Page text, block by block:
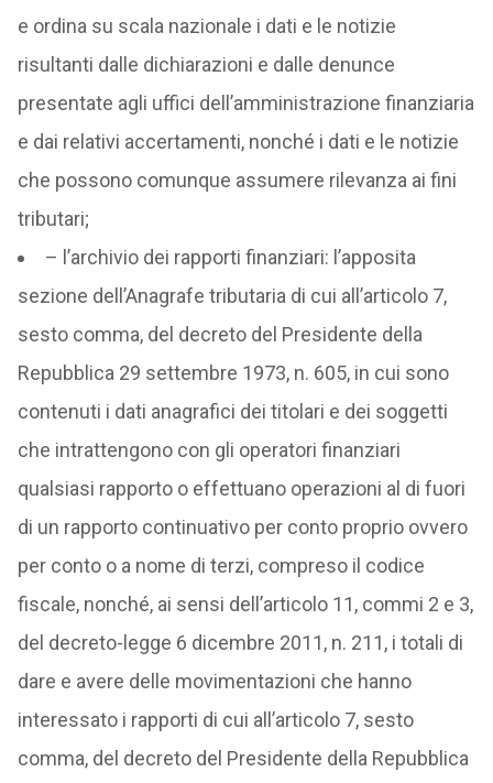
e ordina su scala nazionale i dati e le notizie
risultanti dalle dichiarazioni e dalle denunce
presentate agli uffici dell’amministrazione finanziaria
e dai relativi accertamenti, nonché i dati e le notizie
che possono comunque assumere rilevanza ai fini
tributari;
– l’archivio dei rapporti finanziari: l’apposita
sezione dell’Anagrafe tributaria di cui all’articolo 7,
sesto comma, del decreto del Presidente della
Repubblica 29 settembre 1973, n. 605, in cui sono
contenuti i dati anagrafici dei titolari e dei soggetti
che intrattengono con gli operatori finanziari
qualsiasi rapporto o effettuano operazioni al di fuori
di un rapporto continuativo per conto proprio ovvero
per conto o a nome di terzi, compreso il codice
fiscale, nonché, ai sensi dell’articolo 11, commi 2 e 3,
del decreto-legge 6 dicembre 2011, n. 211, i totali di
dare e avere delle movimentazioni che hanno
interessato i rapporti di cui all’articolo 7, sesto
comma, del decreto del Presidente della Repubblica